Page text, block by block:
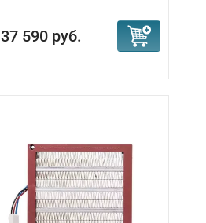
37 590 руб.